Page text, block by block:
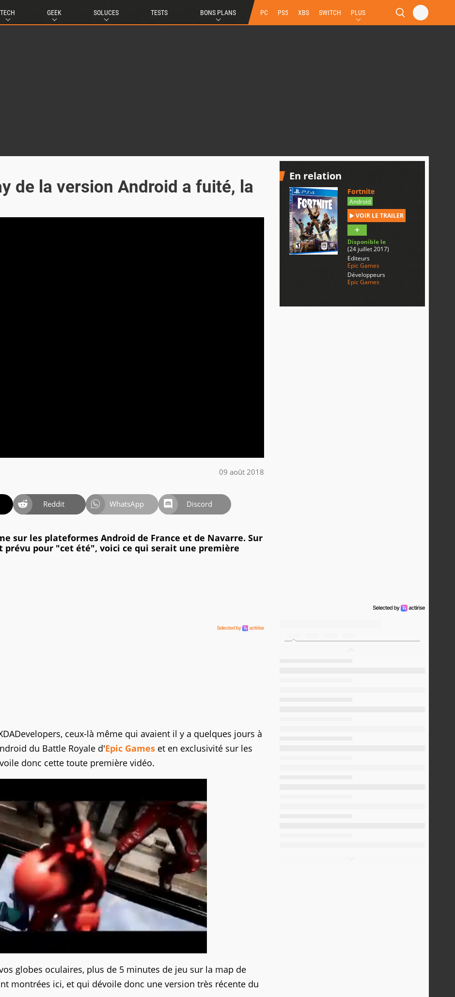
TECH GEEK SOLUCES TESTS BONS PLANS PC PS5 XBS SWITCH PLUS
de la version Android a fuité, la
09 août 2018
Reddit WhatsApp Discord
sur les plateformes Android de France et de Navarre. Sur
pour "cet été", voici ce qui serait une première
ceux-là même qui avaient il y a quelques jours à
du Battle Royale d'Epic Games et en exclusivité sur les
donc cette toute première vidéo.
globes oculaires, plus de 5 minutes de jeu sur la map de
montrées ici, et qui dévoile donc une version très récente du
En relation
Fortnite
Android
VOIR LE TRAILER
Disponible le
(24 juillet 2017)
Editeurs
Epic Games
Développeurs
Epic Games